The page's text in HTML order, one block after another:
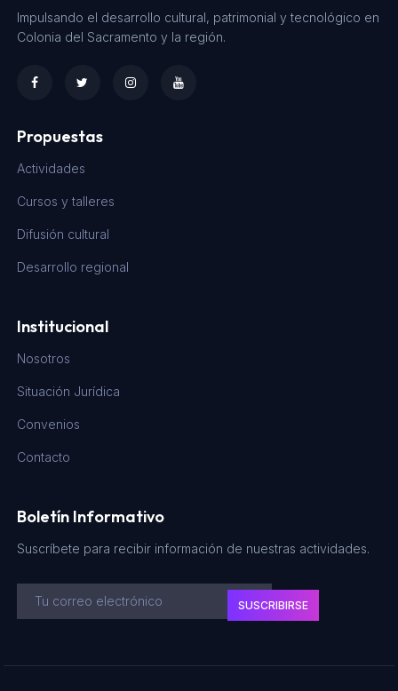
Impulsando el desarrollo cultural, patrimonial y tecnológico en
Colonia del Sacramento y la región.
Propuestas
Actividades
Cursos y talleres
Difusión cultural
Desarrollo regional
Institucional
Nosotros
Situación Jurídica
Convenios
Contacto
Boletín Informativo
Suscríbete para recibir información de nuestras actividades.
SUSCRIBIRSE